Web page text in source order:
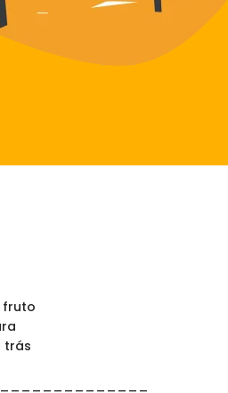
fruto
trás